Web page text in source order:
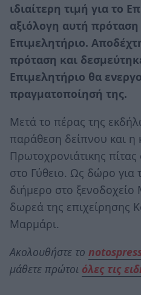
ιδιαίτερη τιμή για το
αξιόλογη αυτή
Επιμελητήριο.
πρόταση και
Επιμελητήριο θα
πραγματοποίησή της.
Μετά το πέρας της
παράθεση δείπνου και η
Πρωτοχρονιάτικης
στο Γύθειο. Ως δώρο για
διήμερο στο
δωρεά της επιχείρησης
Μαρμάρι.
Ακολουθήστε το
μάθετε πρώτοι όλες τις